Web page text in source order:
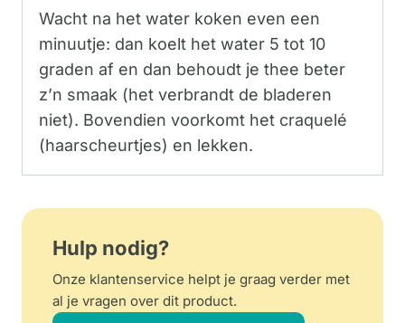
Wacht na het water koken even een
minuutje: dan koelt het water 5 tot 10
graden af en dan behoudt je thee beter
z’n smaak (het verbrandt de bladeren
niet). Bovendien voorkomt het craquelé
(haarscheurtjes) en lekken.
Hulp nodig?
Onze klantenservice helpt je graag verder met
al je vragen over dit product.